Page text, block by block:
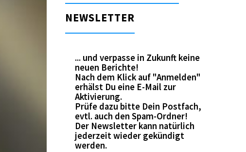
NEWSLETTER
... und verpasse in Zukunft keine
neuen Berichte!
Nach dem Klick auf "Anmelden"
erhälst Du eine E-Mail zur
Aktivierung.
Prüfe dazu bitte Dein Postfach,
evtl. auch den Spam-Ordner!
Der Newsletter kann natürlich
jederzeit wieder gekündigt
werden.